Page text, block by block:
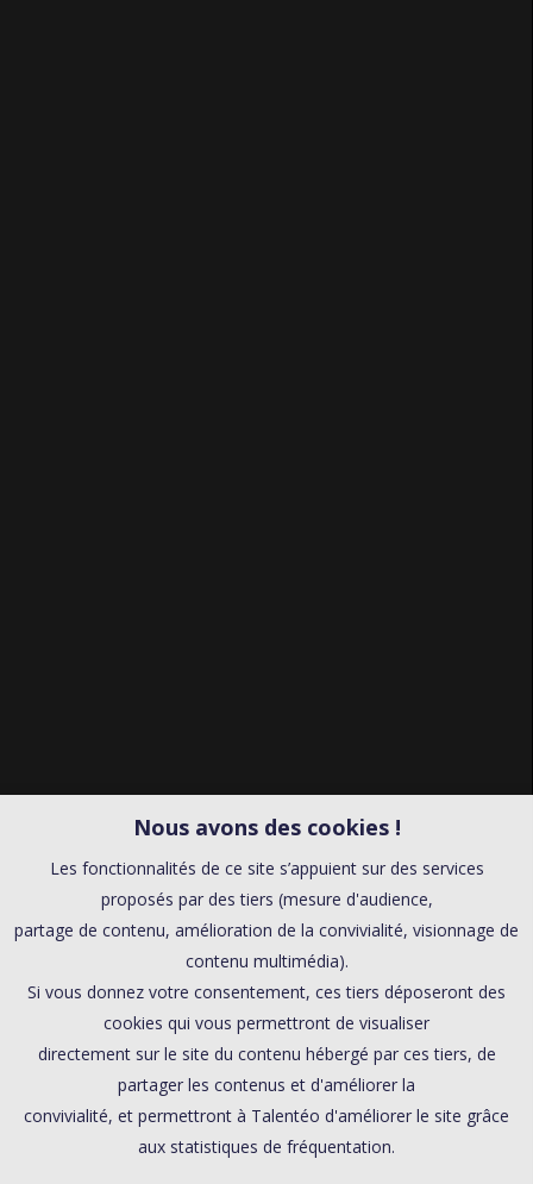
Nous avons des cookies !
Les fonctionnalités de ce site s’appuient sur des services
proposés par des tiers (mesure d'audience,
partage de contenu, amélioration de la convivialité, visionnage de
contenu multimédia).
Si vous donnez votre consentement, ces tiers déposeront des
cookies qui vous permettront de visualiser
directement sur le site du contenu hébergé par ces tiers, de
partager les contenus et d'améliorer la
convivialité, et permettront à Talentéo d'améliorer le site grâce
aux statistiques de fréquentation.